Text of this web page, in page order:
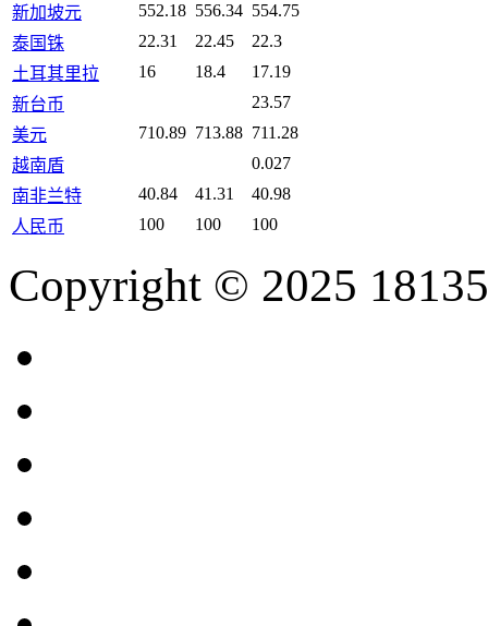
新加坡元
552.18 556.34 554.75
泰国铢
22.31 22.45
22.3
土耳其里拉
16 18.4
17.19
新台币
23.57
美元
710.89 713.88 711.28
越南盾
0.027
南非兰特
40.84 41.31
40.98
人民币
100 100 100
Copyright © 2025